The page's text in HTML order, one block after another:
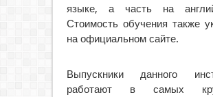
языке, а часть на
Стоимость обучения также
на официальном сайте.
Выпускники данного
работают в самых